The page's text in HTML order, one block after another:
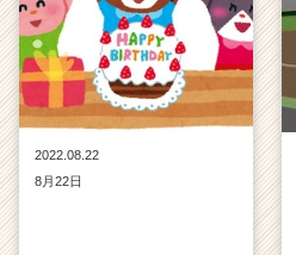
2022.08.22
8月22日